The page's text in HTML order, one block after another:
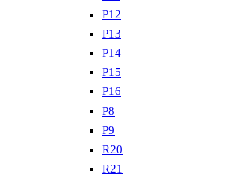
P12
P13
P14
P15
P16
P8
P9
R20
R21